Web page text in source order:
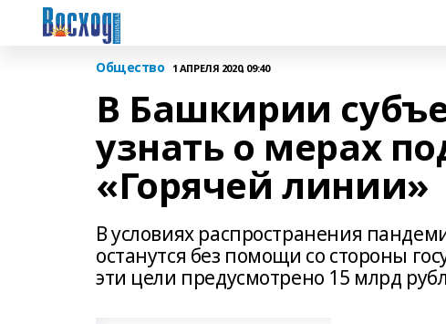
Общество 1 АПРЕЛЯ 2020, 09:40
В Башкирии
узнать о мерах
«Горячей линии»
В условиях распространения
останутся без помощи со стороны
эти цели предусмотрено 15 млрд